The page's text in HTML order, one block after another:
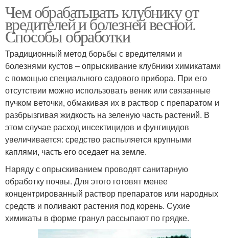
Чем обрабатывать клубнику от
вредителей и болезней весной.
Способы обработки
Традиционный метод борьбы с вредителями и
болезнями кустов – опрыскивание клубники химикатами
с помощью специального садового прибора. При его
отсутствии можно использовать веник или связанные
пучком веточки, обмакивая их в раствор с препаратом и
разбрызгивая жидкость на зеленую часть растений. В
этом случае расход инсектицидов и фунгицидов
увеличивается: средство распыляется крупными
каплями, часть его оседает на земле.
Наряду с опрыскиванием проводят санитарную
обработку почвы. Для этого готовят менее
концентрированный раствор препаратов или народных
средств и поливают растения под корень. Сухие
химикаты в форме гранул рассыпают по грядке.